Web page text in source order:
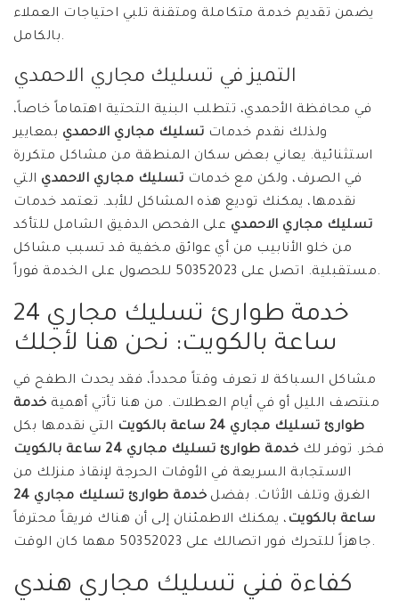
يضمن تقديم خدمة متكاملة ومتقنة تلبي احتياجات العملاء
بالكامل.
التميز في تسليك مجاري الاحمدي
في محافظة الأحمدي، تتطلب البنية التحتية اهتماماً خاصاً،
ولذلك نقدم خدمات تسليك مجاري الاحمدي بمعايير
استثنائية. يعاني بعض سكان المنطقة من مشاكل متكررة
في الصرف، ولكن مع خدمات تسليك مجاري الاحمدي التي
نقدمها، يمكنك توديع هذه المشاكل للأبد. تعتمد خدمات
تسليك مجاري الاحمدي على الفحص الدقيق الشامل للتأكد
من خلو الأنابيب من أي عوائق مخفية قد تسبب مشاكل
مستقبلية. اتصل على 50352023 للحصول على الخدمة فوراً.
خدمة طوارئ تسليك مجاري 24
ساعة بالكويت: نحن هنا لأجلك
مشاكل السباكة لا تعرف وقتاً محدداً، فقد يحدث الطفح في
منتصف الليل أو في أيام العطلات. من هنا تأتي أهمية خدمة
طوارئ تسليك مجاري 24 ساعة بالكويت
التي نقدمها بكل
فخر. توفر لك خدمة طوارئ تسليك مجاري 24 ساعة بالكويت
الاستجابة السريعة في الأوقات الحرجة لإنقاذ منزلك من
الغرق وتلف الأثاث. بفضل
خدمة طوارئ تسليك مجاري 24
ساعة بالكويت ، يمكنك الاطمئنان إلى أن هناك فريقاً محترفاً
جاهزاً للتحرك فور اتصالك على 50352023 مهما كان الوقت.
كفاءة فني تسليك مجاري هندي